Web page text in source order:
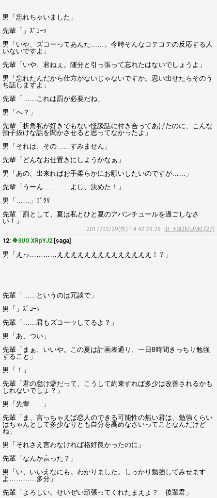
男「忘れちゃいました」
先輩「」ｽﾞｺｰｯ
男「いや、ズコーってあんた……。今時そんなコテコテの反応する人
いないですよ」
先輩「いや、君ねぇ。随分と引っ張って忘れたはないでしょうよ」
男「忘れたんだから仕方がないじゃないですか。思い出せたらそのう
ち話しますよ」
先輩「……これは罰が必要だね」
男「へ？」
先輩「折角私が好きでもない怪談話に付き合ってあげたのに、こんな
拍子抜けな話を聞かさせると思ってなかったよ」
男「それは、その……すみません」
先輩「どんなお仕置きにしようかなぁ」
男「あの、出来ればお手柔らかにお願いしたいのですが……」
先輩「うーん…………よし、決めた！」
男「……」ｺﾞｸﾘ
先輩「罰として、夏は私とひと夏のアバンチュールを過ごしなさ
い！」
2017/03/29(水) 14:42:29.26
ID: +SI3khJM0 (27)
12: ◆3UO.XRpYJ2 [saga]
男「えっ…………ええええええええええええええ！？」
先輩「……というのは冗談で」
男「」ｽﾞｺｰｯ
先輩「……君もズコーッしてるよ？」
男「あ、つい」
先輩「まぁ、いいや。この夏は計画表通り、一日8時間きっちり勉強
すること」
男「！」
先輩「君の怠け癖だって、こうして約束すれば多少は改善されるかも
しれないでしょ？」
男「先輩……」
先輩「ま、言っちゃえば恋人のできる可能性の無い君は、勉強くらい
はちゃんとして多少なりとも自分を高めなさいってことなんだけど
ね」
男「それさえ言わなければ格好良かったのに」
先輩「なんか言った？」
男「い、いいえなにも。わかりました。しっかり勉強してみせます
よ…………多分」
先輩「よろしい。せいぜい頑張ってくれたまえよ？ 後輩君」